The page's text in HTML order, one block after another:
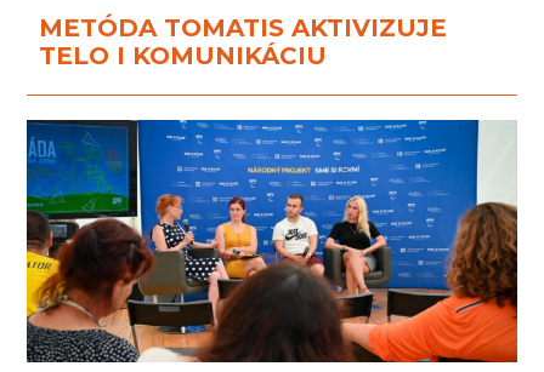
METÓDA TOMATIS AKTIVIZUJE
TELO I KOMUNIKÁCIU